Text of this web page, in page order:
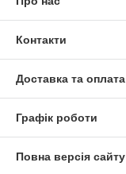
Контакти
Доставка та оплата
Графік роботи
Повна версія сайту